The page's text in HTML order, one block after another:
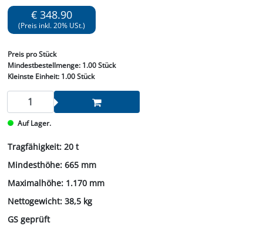
€ 348.90
(Preis inkl. 20% USt.)
Preis pro Stück
Mindestbestellmenge: 1.00 Stück
Kleinste Einheit:1.00 Stück
Auf Lager.
Tragfähigkeit: 20 t
Mindesthöhe: 665 mm
Maximalhöhe: 1.170 mm
Nettogewicht: 38,5 kg
GS geprüft